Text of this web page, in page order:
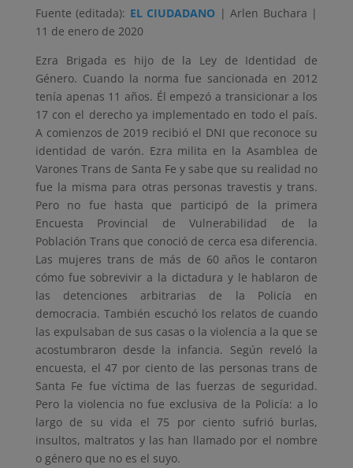
Fuente (editada): EL CIUDADANO | Arlen Buchara |
11 de enero de 2020
Ezra Brigada es hijo de la Ley de Identidad de
Género. Cuando la norma fue sancionada en 2012
tenía apenas 11 años. Él empezó a transicionar a los
17 con el derecho ya implementado en todo el país.
A comienzos de 2019 recibió el DNI que reconoce su
identidad de varón. Ezra milita en la Asamblea de
Varones Trans de Santa Fe y sabe que su realidad no
fue la misma para otras personas travestis y trans.
Pero no fue hasta que participó de la primera
Encuesta Provincial de Vulnerabilidad de la
Población Trans que conoció de cerca esa diferencia.
Las mujeres trans de más de 60 años le contaron
cómo fue sobrevivir a la dictadura y le hablaron de
las detenciones arbitrarias de la Policía en
democracia. También escuchó los relatos de cuando
las expulsaban de sus casas o la violencia a la que se
acostumbraron desde la infancia. Según reveló la
encuesta, el 47 por ciento de las personas trans de
Santa Fe fue víctima de las fuerzas de seguridad.
Pero la violencia no fue exclusiva de la Policía: a lo
largo de su vida el 75 por ciento sufrió burlas,
insultos, maltratos y las han llamado por el nombre
o género que no es el suyo.